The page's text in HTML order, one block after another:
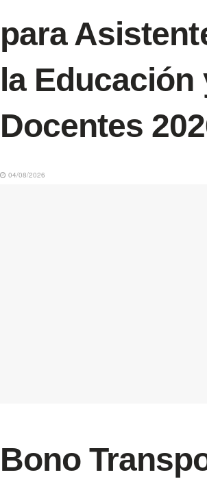
para
la Educación
Docentes
04/08/2026
Bono